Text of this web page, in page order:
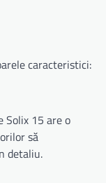
caracteristici:
Solix 15 are o
să
detaliu.